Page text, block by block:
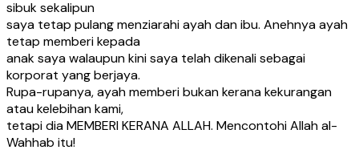
sibuk sekalipun
saya tetap pulang menziarahi ayah dan ibu. Anehnya ayah
tetap memberi kepada
anak saya walaupun kini saya telah dikenali sebagai
korporat yang berjaya.
Rupa-rupanya, ayah memberi bukan kerana kekurangan
atau kelebihan kami,
tetapi dia MEMBERI KERANA ALLAH. Mencontohi Allah al-
Wahhab itu!